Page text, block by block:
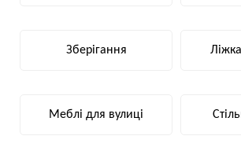
Зберігання
Меблі для вулиці